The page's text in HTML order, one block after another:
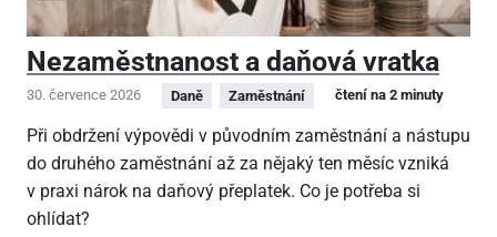
Nezaměstnanost a daňová vratka
30. července 2026 Daně Zaměstnání čtení na 2 minuty
Při obdržení výpovědi v původním zaměstnání a nástupu
do druhého zaměstnání až za nějaký ten měsíc vzniká
v praxi nárok na daňový přeplatek. Co je potřeba si
ohlídat?